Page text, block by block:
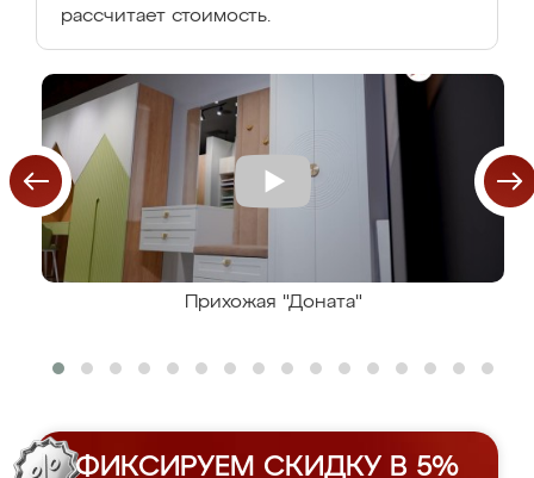
рассчитает стоимость.
Прихожая "Доната"
ФИКСИРУЕМ СКИДКУ В 5%